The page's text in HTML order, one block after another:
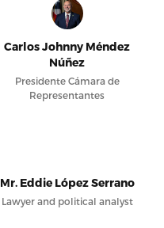
Carlos Johnny Méndez
Núñez
Presidente Cámara de
Representantes
Mr. Eddie López Serrano
Lawyer and political analyst